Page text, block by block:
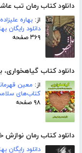
دانلود کتاب رمان تب
از: بهاره علیزاده
دانلود رایگان
۳۶۹ صفحه
دانلود کتاب گیاهخواری،
از: معین
کتاب‌های
۹۸ صفحه
دانلود کتاب رمان نوازش
دانلود رایگان